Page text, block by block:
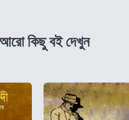
কিছু বই দেখুন